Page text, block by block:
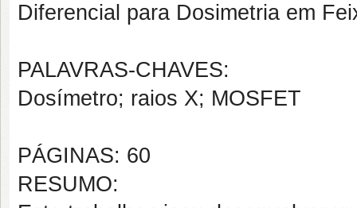
Diferencial para Dosimetria em
PALAVRAS-CHAVES:
Dosímetro; raios X; MOSFET
PÁGINAS: 60
RESUMO: